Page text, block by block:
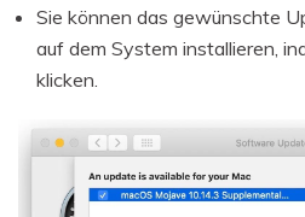
Sie können das gewünschte
auf dem System installieren,
klicken.